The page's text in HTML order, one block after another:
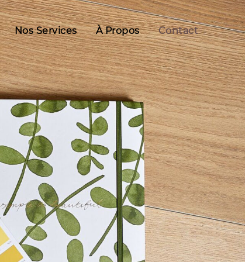
Nos Services À Propos Contact